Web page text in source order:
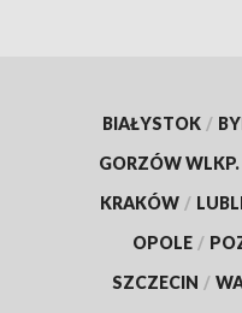
BIAŁYSTOK /
GORZÓW WLKP.
KRAKÓW /
OPOLE /
SZCZECIN /